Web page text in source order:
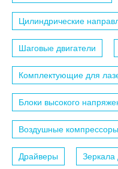
Цилиндрические
Шаговые двигатели
Комплектующие для
Блоки высокого
Воздушные компрессоры
Драйверы Зеркала